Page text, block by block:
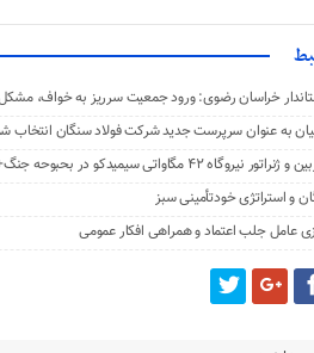
خراسان رضوی: ورود جمعیت سرریز به خواف،
به عنوان سرپرست جدید شرکت فولاد سنگان انتخاب
نیروگاه ۴۲ مگاواتی سیمیدکو در بحبوحه جنگ+ فیلم
و استراتژی خودتأمینی سبز
عامل جلب اعتماد و همراهی افکار عمومی